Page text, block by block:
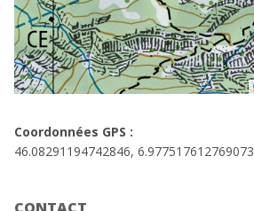
Coordonnées GPS :
46.08291194742846, 6.977517612769073